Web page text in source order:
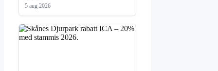
5 aug 2026